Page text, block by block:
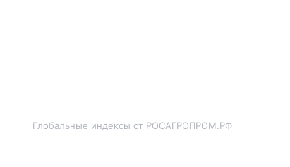
Глобальные индексы от РОСАГРОПРОМ.РФ